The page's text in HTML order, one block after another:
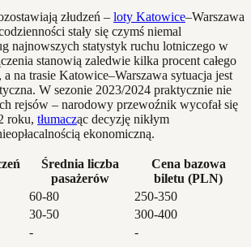
złudzeń – loty Katowice–Warszawa
stały się czymś niemal
najnowszych statystyk ruchu lotniczego w
stanowią zaledwie kilka procent całego
a na trasie Katowice–Warszawa sytuacja jest
W sezonie 2023/2024 praktycznie nie
rejsów – narodowy przewoźnik wycofał się
roku, tłumacząc decyzję nikłym
ekonomiczną.
Średnia liczba
pasażerów
Cena bazowa
biletu (PLN)
60-80
250-350
30-50
300-400
-
-